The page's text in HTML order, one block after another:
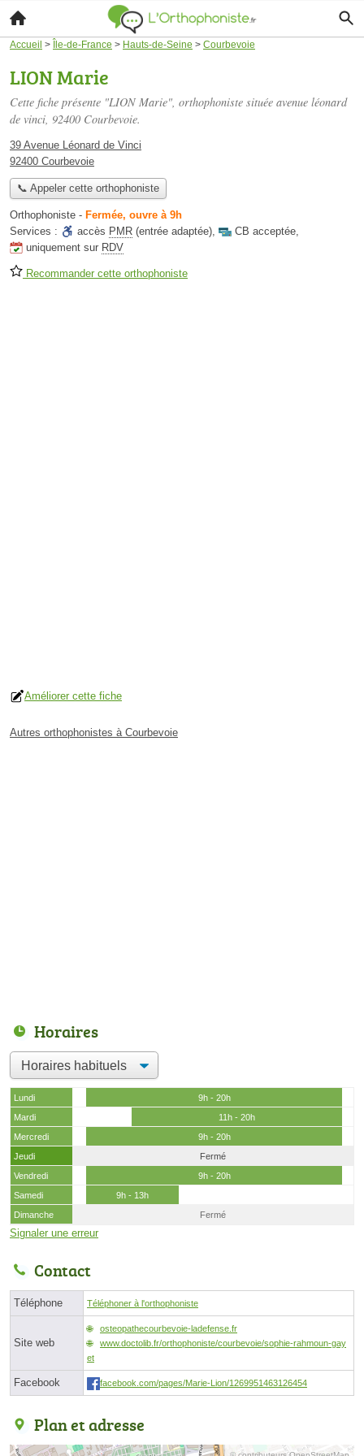
Accueil > Île-de-France > Hauts-de-Seine > Courbevoie
LION Marie
Cette fiche présente "LION Marie", orthophoniste située avenue léonard
de vinci, 92400 Courbevoie.
39 Avenue Léonard de Vinci
92400 Courbevoie
📞 Appeler cette orthophoniste
Orthophoniste - Fermée, ouvre à 9h
Services :
accès PMR (entrée adaptée), CB acceptée,
uniquement sur RDV
Recommander cette orthophoniste
Améliorer cette fiche
Autres orthophonistes à Courbevoie
Horaires
Lundi
9h - 20h
Mardi
11h - 20h
Mercredi
9h - 20h
Jeudi
Fermé
Vendredi
9h - 20h
Samedi
9h - 13h
Dimanche
Fermé
Signaler une erreur
Contact
Téléphone Téléphoner à l'orthophoniste
Site web
osteopathecourbevoie-ladefense.fr
www.doctolib.fr/orthophoniste/courbevoie/sophie-rahmoun-gay
et
Facebook facebook.com/pages/Marie-Lion/1269951463126454
Plan et adresse